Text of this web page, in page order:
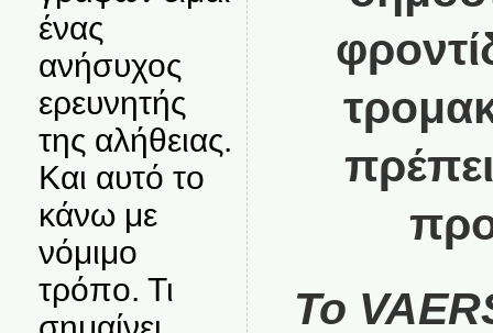
ένας
ανήσυχος
ερευνητής
της αλήθειας.
Και αυτό το
κάνω με
νόμιμο
τρόπο. Τι
Το